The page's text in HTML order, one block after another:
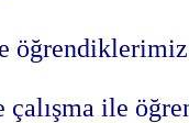
öğrendiklerimiz
çalışma ile